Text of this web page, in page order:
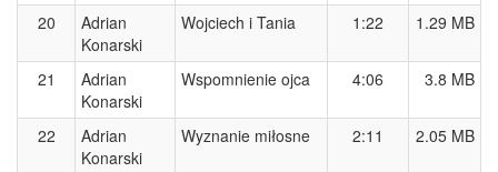
20
Adrian
Konarski
Wojciech i Tania 1:22 1.29 MB
21
Adrian
Konarski
Wspomnienie ojca 4:06 3.8 MB
22
Adrian
Konarski
Wyznanie miłosne 2:11 2.05 MB